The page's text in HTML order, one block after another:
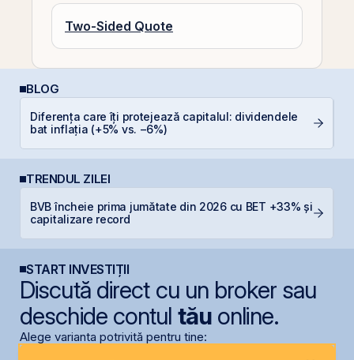
Two-Sided Quote
BLOG
Diferența care îți protejează capitalul: dividendele
bat inflația (+5% vs. −6%)
TRENDUL ZILEI
BVB încheie prima jumătate din 2026 cu BET +33% și
capitalizare record
START INVESTIȚII
Discută direct cu un broker sau
deschide contul tăuonline.
Alege varianta potrivită pentru tine: